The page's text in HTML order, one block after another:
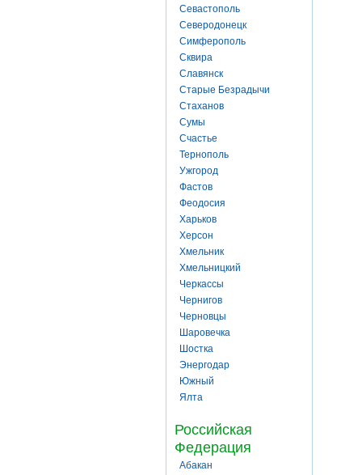
Севастополь
Северодонецк
Симферополь
Сквира
Славянск
Старые Безрадычи
Стаханов
Сумы
Счастье
Тернополь
Ужгород
Фастов
Феодосия
Харьков
Херсон
Хмельник
Хмельницкий
Черкассы
Чернигов
Черновцы
Шаровечка
Шостка
Энергодар
Южный
Ялта
Российская
Федерация
Абакан